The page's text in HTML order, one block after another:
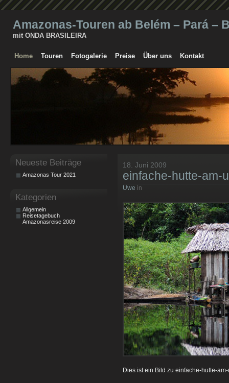
Amazonas-Touren ab Belém – Pará –
mit ONDA BRASILEIRA
Home Touren Fotogalerie Preise Über uns Kontakt
18. Juni 2009
einfache-hutte-am-
Uwe in
Dies ist ein Bild zu einfache-hutte-
Neueste Beiträge
Amazonas Tour 2021
Kategorien
Allgemein
Reisetagebuch
Amazonasreise 2009